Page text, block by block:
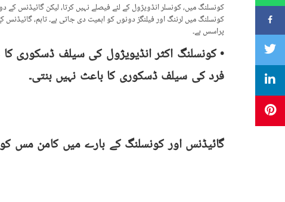
کونسلنگ میں، کونسلر انڈویژول کے لئے فیصلے نہیں کرتا، لیکن گائیڈنس
کونسلنگ میں لرننگ اور فیلنگز دونوں کو اہمیت دی جاتی ہے۔ تاہم،
پراسس ہے۔
• کونسلنگ اکثر انڈیویژول کی سیلف ڈسکوری
فرد کی سیلف ڈسکوری کا باعث نہیں بنتی۔
گائیڈنس اور کونسلنگ کے بارے میں کامن مس